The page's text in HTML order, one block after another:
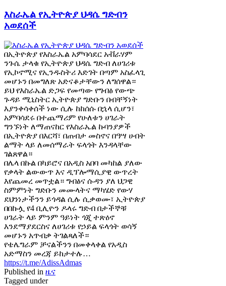
እስራኤል የኢትዮጵያ ህዳሴ ግድብን
አወደሰች
በኢትዮጵያ የእስራኤል አምባሳደር አቭራሃም
ንጉሴ ታላቁ የኢትዮጵያ ህዳሴ ግድብ ለሀገሪቱ
የኢኮኖሚና የኢንዱስትሪ እድገት በጣም አስፈላጊ
መሆኑን በመግለጽ አድናቆታቸውን ለግሰዋል።
ይህ የእስራኤል ድጋፍ የመጣው የግብፅ የውጭ
ጉዳይ ሚኒስትር ኢትዮጵያ ግድቡን በብቸኝነት
እያንቀሳቀሰች ነው ሲሉ ከከሰሱ በኋላ ሲሆን፣
አምባሳደሩ በተጨማሪም የሁለቱን ሀገራት
ግንኙነት ለማጠናከር የእስራኤል ኩባንያዎች
በኢትዮጵያ በእርሻ፣ በጠብታ መስኖና በዓሣ ሀብት
ልማት ላይ ለመሰማራት ፍላጎት እንዳላቸው
ገልጸዋል።
በሌላ በኩል በካይሮና በአዲስ አበባ መካከል ያለው
የቃላት ልውውጥ እና ዲፕሎማሲያዊ ውጥረት
እየጨመረ መጥቷል። ግብፅና ሱዳን ያለ ህጋዊ
ስምምነት ግድቡን መሙላትና ማካሄድ የውሃ
ደህንነታችንን ይጎዳል ሲሉ ሲቃወሙ፣ ኢትዮጵያ
በበኩሏ የ4 ቢሊዮን ዶላሩ ግድብ በታችኞቹ
ሀገራት ላይ ምንም ዓይነት ጎጂ ተጽዕኖ
እንደማያደርስና ለሀገሪቱ የኃይል ፍላጎት ወሳኝ
መሆኑን አጥብቃ ትገልጻለች።
የቴሌግራም ቻናልችንን በመቀላቀል የአዲስ
አድማስን መረጃ ይከታተሉ…
https://t.me/AdissAdmas
Published in ዜና
Tagged under